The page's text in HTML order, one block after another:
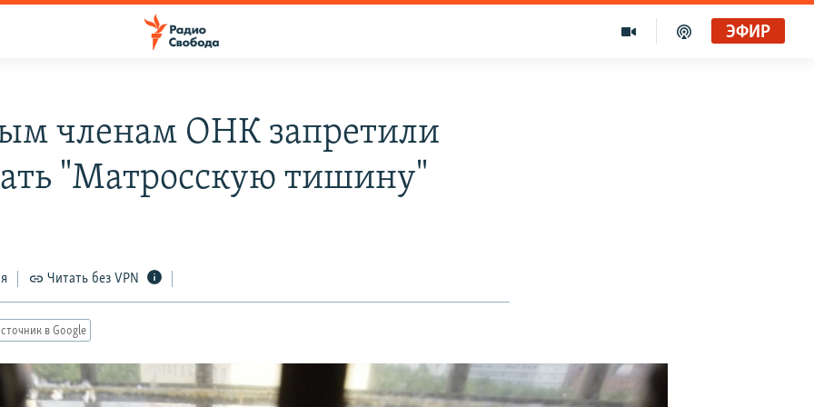
ЭФИР
членам ОНК запретили
"Матросскую тишину"
Читать без VPN
в Google